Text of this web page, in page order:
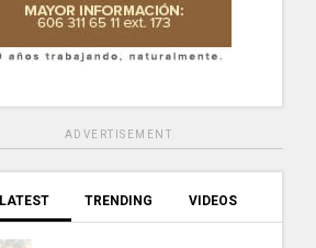
ADVERTISEMENT
LATEST TRENDING VIDEOS